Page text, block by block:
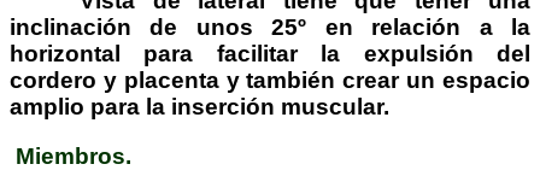
inclinación de unos 25º en relación a la
horizontal para facilitar la expulsión del
cordero y placenta y también crear un espacio
amplio para la inserción muscular.
Miembros.